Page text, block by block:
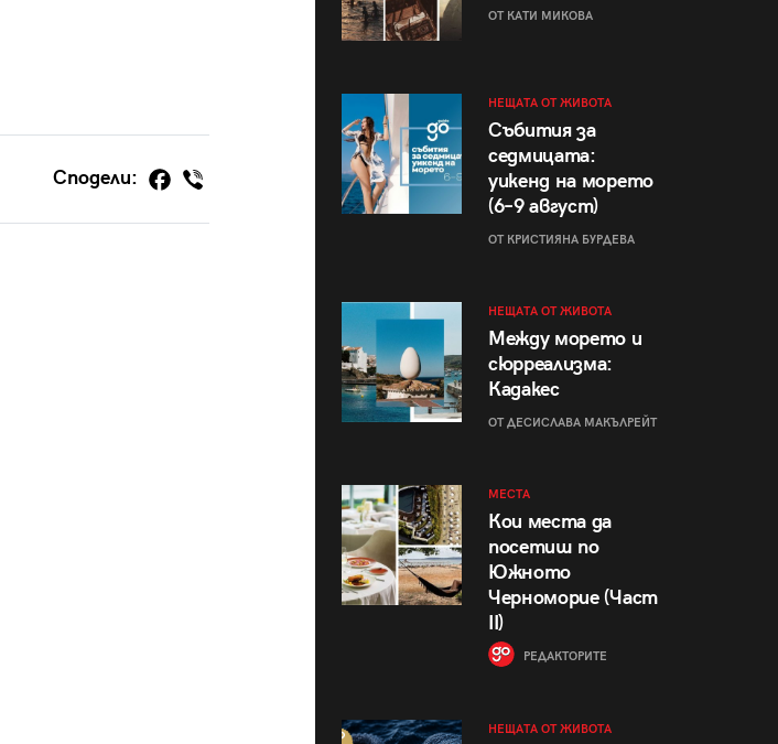
Сподели:
ОТ КАТИ МИКОВА
НЕЩАТА ОТ ЖИВОТА
Събития за
седмицата:
уикенд на морето
(6–9 август)
ОТ КРИСТИЯНА БУРДЕВА
НЕЩАТА ОТ ЖИВОТА
Между морето и
сюрреализма:
Кадакес
ОТ ДЕСИСЛАВА МАКЪЛРЕЙТ
МЕСТА
Кои места да
посетиш по
Южното
Черноморие (Част
II)
РЕДАКТОРИТЕ
НЕЩАТА ОТ ЖИВОТА